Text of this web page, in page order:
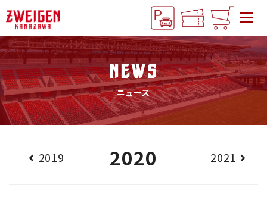
NEWS
ニュース
2019 2020 2021